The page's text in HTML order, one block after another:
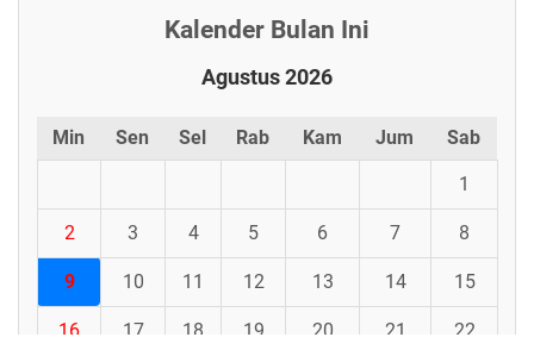
Kalender Bulan Ini
Agustus 2026
Min Sen Sel Rab Kam Jum Sab
1
2 3 4 5 6 7 8
9 10 11 12 13 14 15
16 17 18 19 20 21 22